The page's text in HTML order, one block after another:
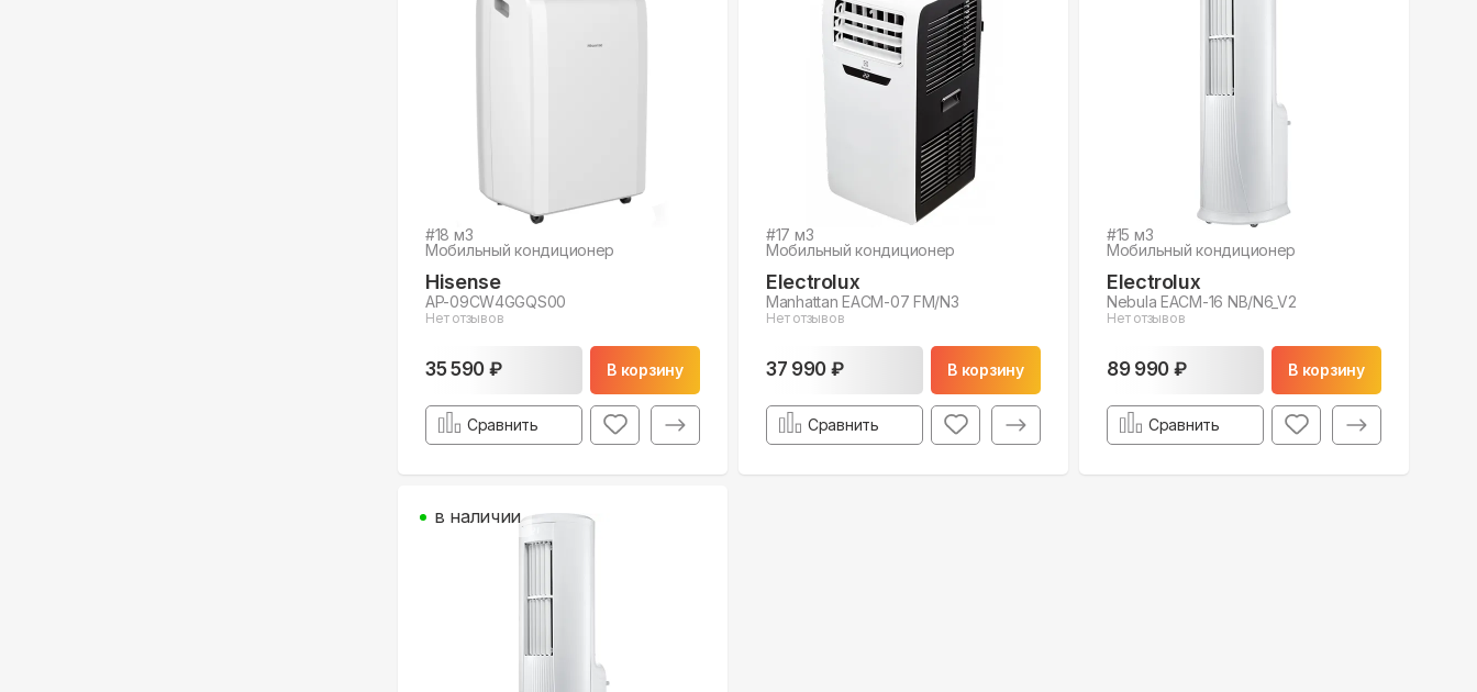
#18 м3
Мобильный кондиционер
Hisense
AP-09CW4GGQS00
Нет отзывов
35 590 ₽ В корзину
Сравнить
#17 м3
Мобильный кондиционер
Electrolux
Manhattan EACM-07 FM/N3
Нет отзывов
37 990 ₽ В корзину
Сравнить
#15 м3
Мобильный кондиционер
Electrolux
Nebula EACM-16 NB/N6_V2
Нет отзывов
89 990 ₽ В корзину
Сравнить
в наличии